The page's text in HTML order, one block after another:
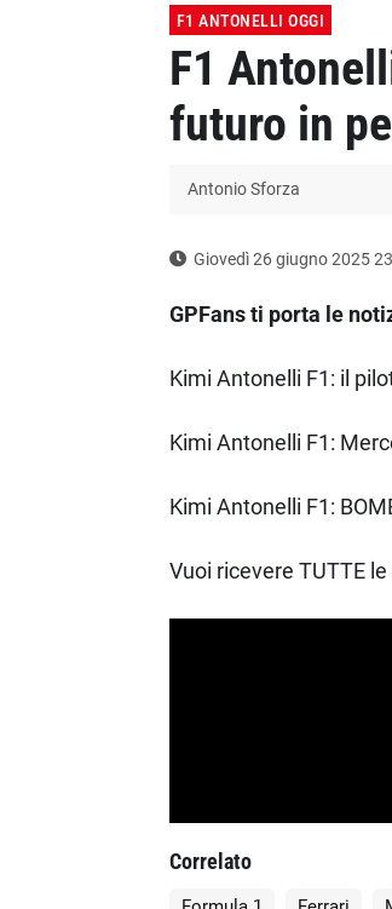
F1 ANTONELLI OGGI
F1
futuro in
Antonio Sforza
Giovedì 26 giugno 2025
GPFans ti porta le
Kimi Antonelli F1: il
Kimi Antonelli F1:
Kimi Antonelli F1:
Vuoi ricevere TUTTE
Correlato